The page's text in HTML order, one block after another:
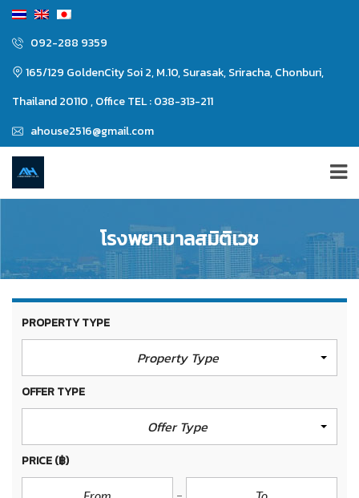
092-288 9359
165/129 GoldenCity Soi 2, M.10, Surasak, Sriracha, Chonburi,
Thailand 20110 , Office TEL : 038-313-211
ahouse2516@gmail.com
โรงพยาบาลสมิติเวช
PROPERTY TYPE
Property Type
OFFER TYPE
Offer Type
PRICE(฿)